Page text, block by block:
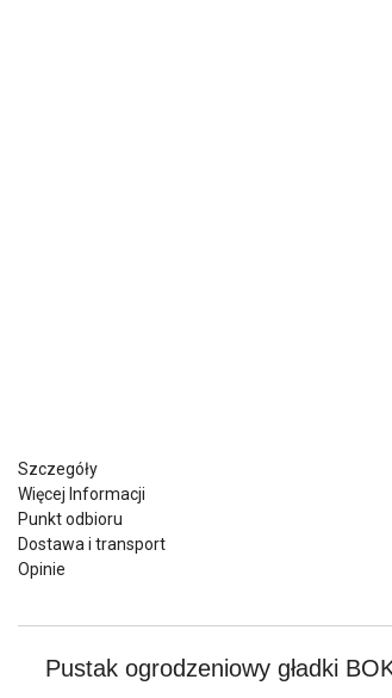
Szczegóły
Więcej Informacji
Punkt odbioru
Dostawa i transport
Opinie
Pustak ogrodzeniowy gładki